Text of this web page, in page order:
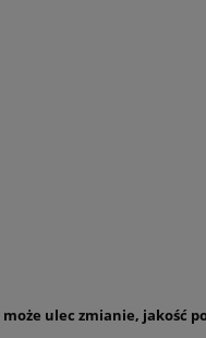
ulec zmianie, jakość